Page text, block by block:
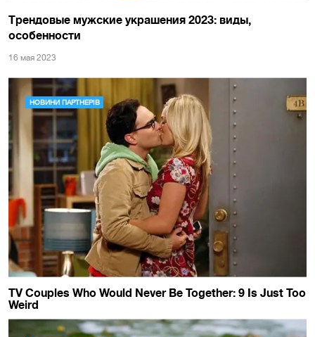
Трендовые мужские украшения 2023: виды,
особенности
16 мая 2023